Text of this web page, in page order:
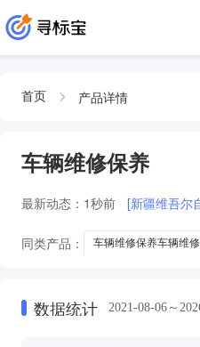
首页 产品详情
车辆维修保养
最新动态： 1秒前 [新疆维吾尔
同类产品： 车辆维修保养车辆维
数据统计 2021-08-06～